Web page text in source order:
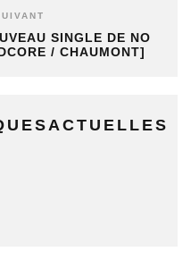
SINGLE DE NO
/ CHAUMONT]